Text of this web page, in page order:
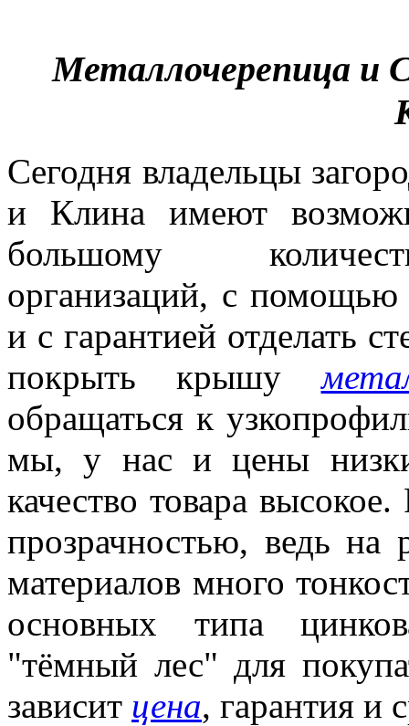
Металлочерепица и
Сегодня владельцы
и Клина имеют
большому
организаций, с
и с гарантией отделать
покрыть крышу
обращаться к
мы, у нас и цены
качество товара
прозрачностью, ведь
материалов много
основных типа
"тёмный лес" для
зависит цена, гарантия и